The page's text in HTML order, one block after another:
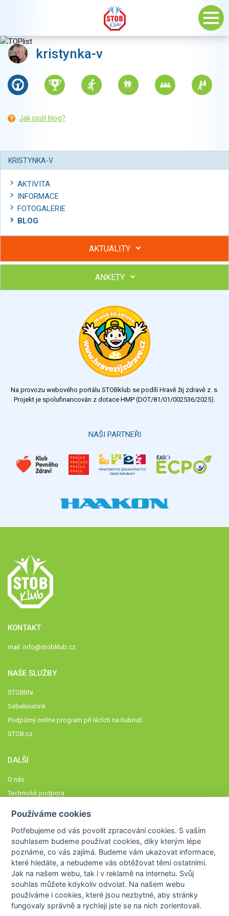
kristynka-v
Jak psát blog?
KRISTYNKA-V
AKTIVITA
INFORMACE
FOTOGALERIE
BLOG
AKTUALITY
Hubněte s podporou lektorky a skupiny v kurzech STOBu
Chcete poradit s hubnutím? Najděte si odborníka STOBu ve
ANKETY
Výsledky Všechny ankety
Na provozu webového portálu STOBklub se podílí Hravě žij zdravě z. s.
Projekt je spolufinancován z dotace HMP (DOT/81/01/002536/2025).
NAŠI PARTNEŘI
KONTAKT
mail: info@stobklub.cz
NAŠE SLUŽBY
STOBlife
Sebekoučink
Podpůrný online program při lécích na hubnutí
STOB.cz
DALŠÍ
O nás
Technická podpora
Členové STOBklubu
Zásady nakládání s osobními údaji
Otestujte se
Spočítejte si
Výzva 52
Používáme cookies
Potřebujeme od vás povolit zpracování cookies. S vaším
souhlasem budeme používat cookies, díky kterým lépe
poznáme,co vás zajímá. Budeme vám ukazovat informace,
které hledáte, a nebudeme vás obtěžovat těmi ostatními.
Jak na našem webu, tak i v reklamě na internetu. Svůj
souhlas můžete kdykoliv odvolat. Na našem webu
používáme i cookies, které jsou nezbytné, aby stránky
fungovaly správně a rychleji jste se na nich zorientovali.